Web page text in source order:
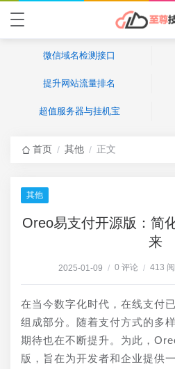
微信域名检测接口
提升网站流量排名
超值服务器与挂机宝
首页 / 其他 / 正文
其他
Oreo易支付开源版：简
来
2025-01-09 / 0 评论 / 413
在当今数字化时代，在线支付
组成部分。随着支付方式的多
期待也在不断提升。为此，
版，旨在为开发者和企业提供